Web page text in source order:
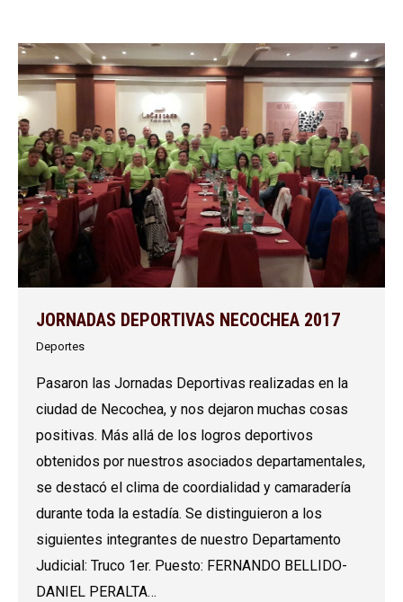
JORNADAS DEPORTIVAS NECOCHEA 2017
Deportes
Pasaron las Jornadas Deportivas realizadas en la
ciudad de Necochea, y nos dejaron muchas cosas
positivas. Más allá de los logros deportivos
obtenidos por nuestros asociados departamentales,
se destacó el clima de coordialidad y camaradería
durante toda la estadía. Se distinguieron a los
siguientes integrantes de nuestro Departamento
Judicial: Truco 1er. Puesto: FERNANDO BELLIDO-
DANIEL PERALTA…